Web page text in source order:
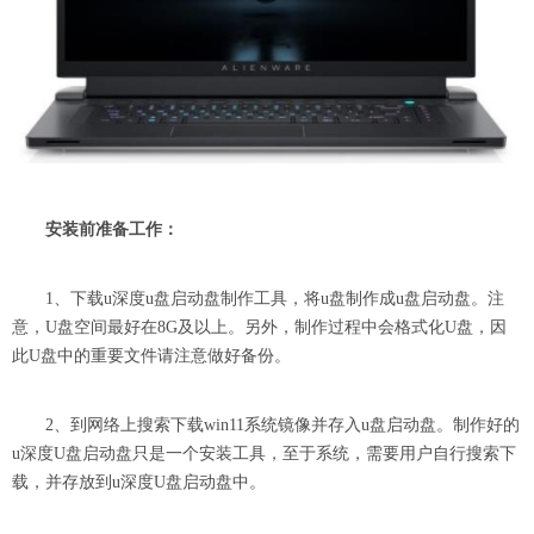
安装前准备工作：
1、下载u深度u盘启动盘制作工具，将u盘制作成u盘启动盘。注
意，U盘空间最好在8G及以上。另外，制作过程中会格式化U盘，因
此U盘中的重要文件请注意做好备份。
2、到网络上搜索下载win11系统镜像并存入u盘启动盘。制作好的
u深度U盘启动盘只是一个安装工具，至于系统，需要用户自行搜索下
载，并存放到u深度U盘启动盘中。